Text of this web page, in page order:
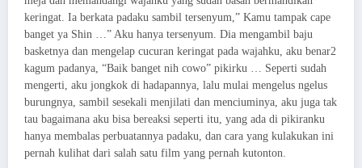
keringat. Ia berkata padaku sambil tersenyum,” Kamu tampak cape
banget ya Shin …” Aku hanya tersenyum. Dia mengambil baju
basketnya dan mengelap cucuran keringat pada wajahku, aku benar2
kagum padanya, “Baik banget nih cowo” pikirku … Seperti sudah
mengerti, aku jongkok di hadapannya, lalu mulai mengelus ngelus
burungnya, sambil sesekali menjilati dan menciuminya, aku juga tak
tau bagaimana aku bisa bereaksi seperti itu, yang ada di pikiranku
hanya membalas perbuatannya padaku, dan cara yang kulakukan ini
pernah kulihat dari salah satu film yang pernah kutonton.